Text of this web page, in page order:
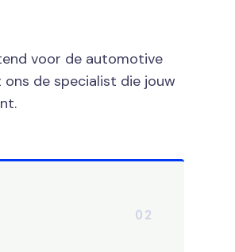
voor de automotive
de specialist die jouw
02